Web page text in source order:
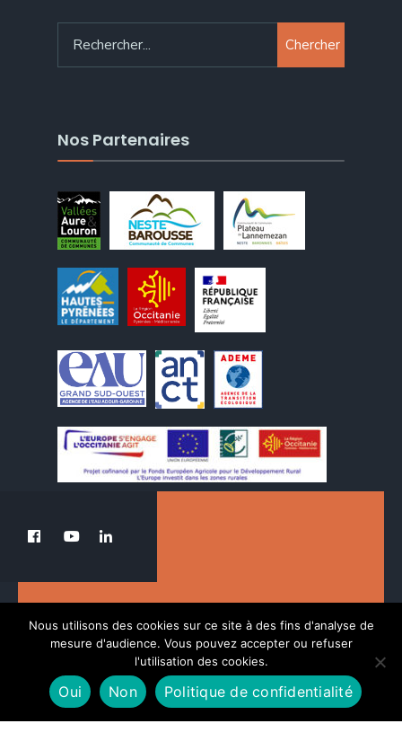
Chercher
Nos Partenaires
Le PETR au service de la transition du Pays
des Nestes.
POLITIQUE DE CONFIDENTIALITÉ MENTIONS LÉGALES
Nous utilisons des cookies sur ce site à des fins d'analyse de
mesure d'audience. Vous pouvez accepter ou refuser
l'utilisation des cookies.
Oui Non Politique de confidentialité